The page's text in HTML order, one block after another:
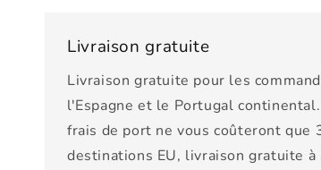
Livraison gratuite
Livraison gratuite pour les
l'Espagne et le Portugal
frais de port ne vous coûteront que
destinations EU, livraison gratuite